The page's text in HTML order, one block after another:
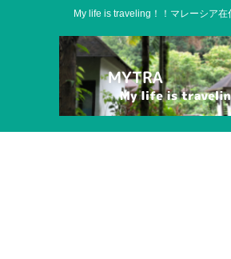
My life is traveling！！マレーシア在